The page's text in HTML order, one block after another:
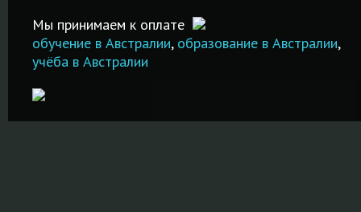
ПОДРОБНЕЕ
документов!
Мы принимаем к оплате
обучение в Австралии, образование в Австралии,
учёба в Австралии